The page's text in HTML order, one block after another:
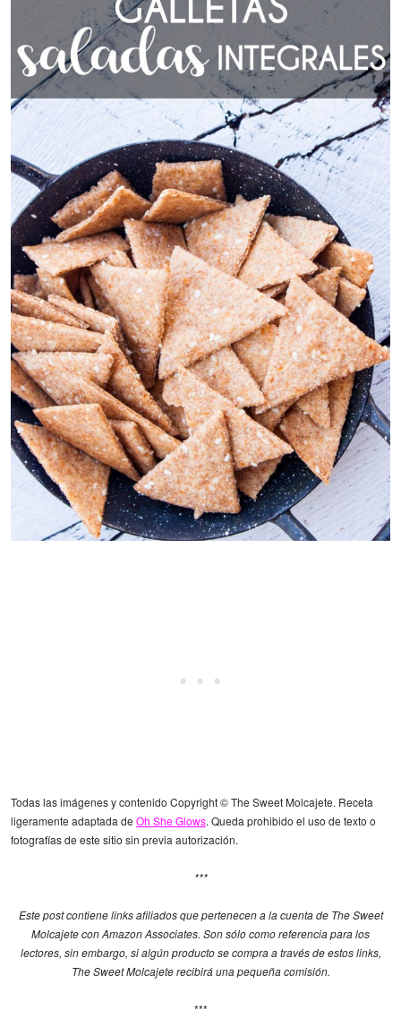
Todas las imágenes y contenido Copyright © The Sweet Molcajete. Receta
ligeramente adaptada de Oh She Glows. Queda prohibido el uso de texto o
fotografías de este sitio sin previa autorización.
***
Este post contiene links afiliados que pertenecen a la cuenta de The Sweet
Molcajete con Amazon Associates. Son sólo como referencia para los
lectores, sin embargo, si algún producto se compra a través de estos links,
The Sweet Molcajete recibirá una pequeña comisión.
***